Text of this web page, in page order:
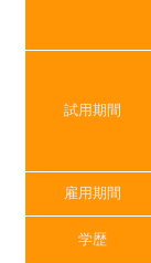
試用期間
雇用期間
学歴